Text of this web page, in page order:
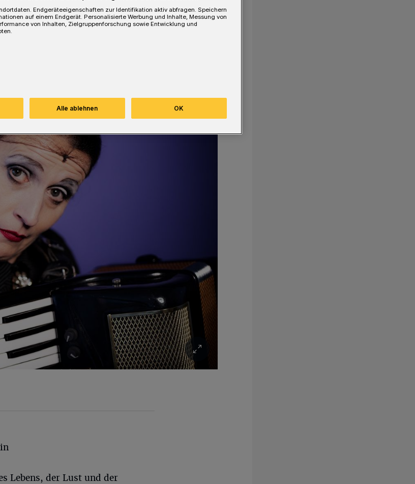
Lebens, der Lust und der
Endgeräteeigenschaften zur Identifikation aktiv abfragen. Speichern
auf einem Endgerät. Personalisierte Werbung und Inhalte, Messung von
von Inhalten, Zielgruppenforschung sowie Entwicklung und
Alle ablehnen OK